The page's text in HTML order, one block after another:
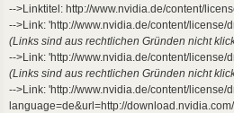
-->Linktitel: http://www.nvidia.de/content/
-->Link: 'http://www.nvidia.de/content/license/
(Links sind aus rechtlichen Gründen nicht
-->Link: 'http://www.nvidia.de/content/license/
(Links sind aus rechtlichen Gründen nicht
-->Link: 'http://www.nvidia.de/content/license/
language=de&url=http://